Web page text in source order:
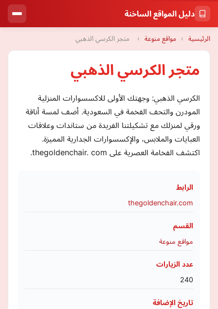
دليل المواقع الساخنة
الرئيسية › مواقع منوعة › متجر الكرسي الذهبي
متجر الكرسي الذهبي
الكرسي الذهبي: وجهتك الأولى للاكسسوارات المنزلية
المودرن والتحف الفخمة في السعودية. أضف لمسة أناقة
ورقي لمنزلك مع تشكيلتنا الفريدة من ستاندات وعلاقات
العبايات والملابس، والإكسسوارات الجدارية المميزة.
اكتشف الفخامة العصرية على thegoldenchair. com.
الرابط
thegoldenchair.com
القسم
مواقع منوعة
عدد الزيارات
240
تاريخ الإضافة